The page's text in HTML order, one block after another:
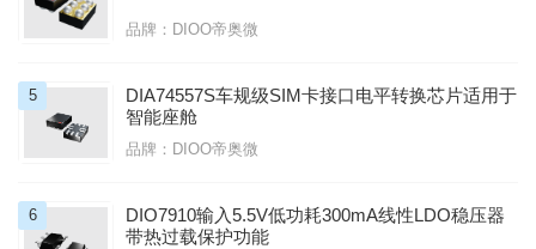
品牌：DIOO帝奥微
5
DIA74557S车规级SIM卡接口电平转换芯片适用于
智能座舱
品牌：DIOO帝奥微
6
DIO7910输入5.5V低功耗300mA线性LDO稳压器
带热过载保护功能